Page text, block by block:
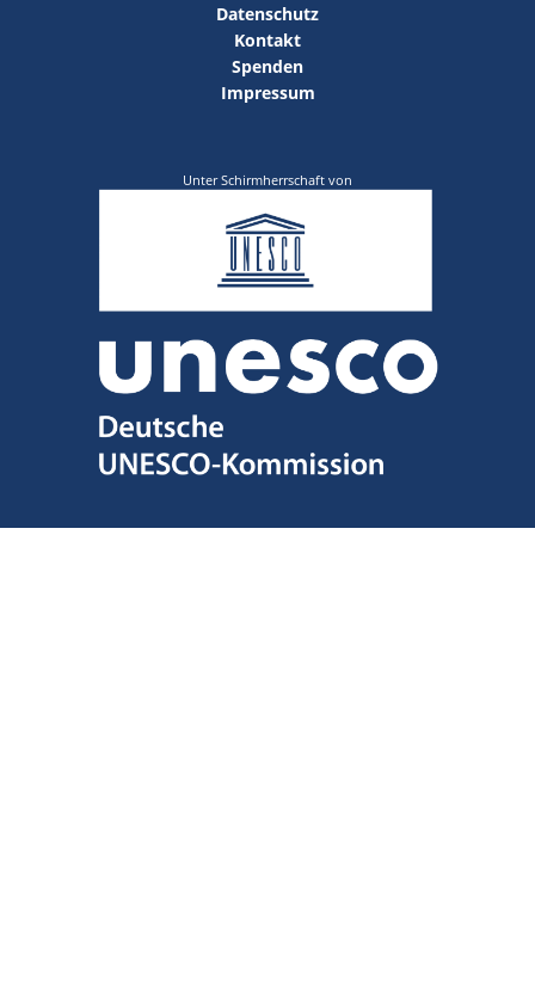
Datenschutz
Kontakt
Spenden
Impressum
Unter Schirmherrschaft von